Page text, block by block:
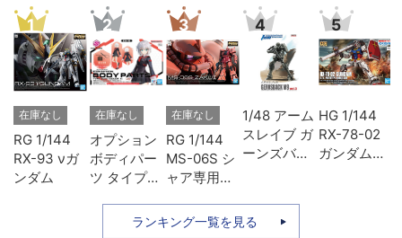
1
在庫なし
RG 1/144
RX-93 νガ
ンダム
2
在庫なし
オプション
ボディパー
ツ タイプ
3
在庫なし
RG 1/144
MS-06S シ
ャア専用ザ
4
1/48 アーム
スレイブ ガ
ーンズバッ
ルメタル・
パニック
5
HG 1/144
RX-78-02
ガンダム
ランキング一覧を見る